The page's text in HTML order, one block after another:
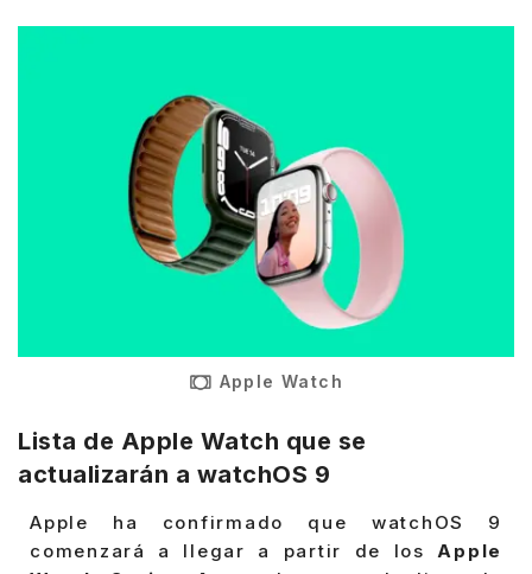
Apple Watch
Lista de Apple Watch que se
actualizarán a watchOS 9
Apple ha confirmado que watchOS 9
comenzará a llegar a partir de losApple